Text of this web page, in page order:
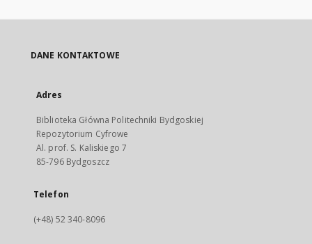
DANE KONTAKTOWE
Adres
Biblioteka Główna Politechniki Bydgoskiej
Repozytorium Cyfrowe
Al. prof. S. Kaliskiego 7
85-796 Bydgoszcz
Telefon
(+48) 52 340-8096